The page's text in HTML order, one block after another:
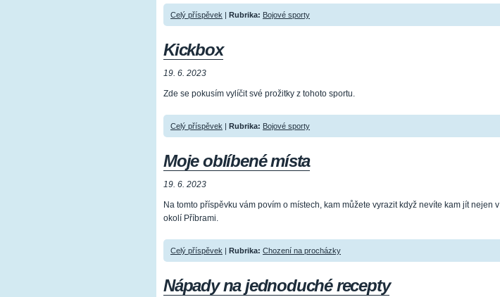
Celý příspěvek | Rubrika: Bojové sporty
Kickbox
19. 6. 2023
Zde se pokusím vylíčit své prožitky z tohoto sportu.
Celý příspěvek | Rubrika: Bojové sporty
Moje oblíbené místa
19. 6. 2023
Na tomto příspěvku vám povím o místech, kam můžete vyrazit když nevíte kam jít nejen v
okolí Příbrami.
Celý příspěvek | Rubrika: Chození na procházky
Nápady na jednoduché recepty